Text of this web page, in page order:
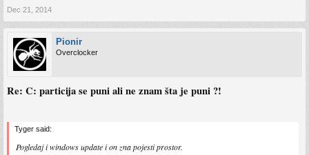
Dec 21, 2014
Pionir
Overclocker
Re: C: particija se puni ali ne znam šta je puni ?!
Tyger said:
Pogledaj i windows update i on zna pojesti prostor.